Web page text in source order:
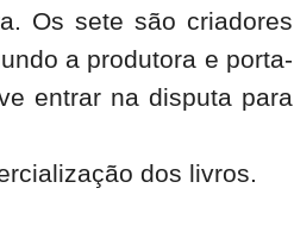
Os sete são criadores
a produtora e porta-
entrar na disputa para
dos livros.